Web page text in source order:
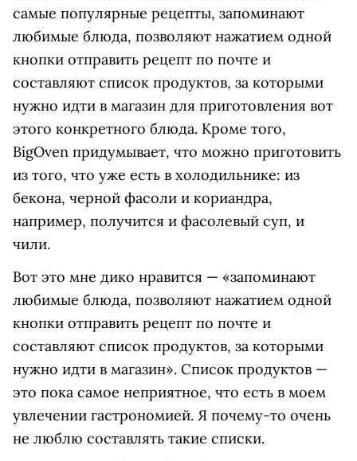
самые популярные рецепты, запоминают
любимые блюда, позволяют нажатием одной
кнопки отправить рецепт по почте и
составляют список продуктов, за которыми
нужно идти в магазин для приготовления вот
этого конкретного блюда. Кроме того,
BigOven придумывает, что можно приготовить
из того, что уже есть в холодильнике: из
бекона, черной фасоли и кориандра,
например, получится и фасолевый суп, и
чили.
Вот это мне дико нравится — «запоминают
любимые блюда, позволяют нажатием одной
кнопки отправить рецепт по почте и
составляют список продуктов, за которыми
нужно идти в магазин». Список продуктов —
это пока самое неприятное, что есть в моем
увлечении гастрономией. Я почему-то очень
не люблю составлять такие списки.